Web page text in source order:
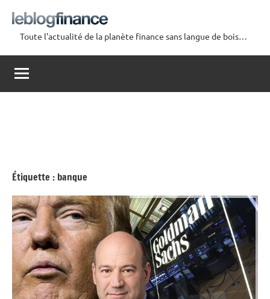
contenu
Le
Blog
Finance
Toute l'actualité de la planète finance sans langue de bois…
Étiquette : banque